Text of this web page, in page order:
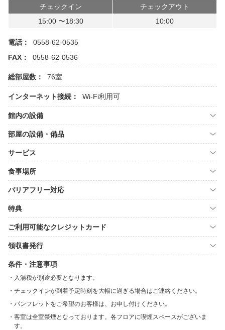
チェックイン
チェックアウト
15:00 〜18:30
10:00
電話：
0558-62-0535
FAX：
0558-62-0536
総部屋数： 76室
インターネット接続： Wi-Fi利用可
館内の設備
部屋の設備・備品
サービス
食事場所
バリアフリー対応
特典
ご利用可能なクレジットカード
領収書発行
条件・注意事項
入湯税が別途必要となります。
チェックインが到着予定時刻を大幅に過ぎる場合はご連絡ください。
パンフレットをご希望のお客様は、お申し付けください。
客室は全室禁煙となっております。各フロアに喫煙スペースがございま
す。